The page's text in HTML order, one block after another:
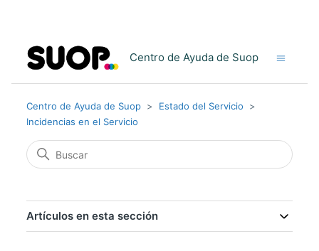
Centro de Ayuda de Suop
Centro de Ayuda de Suop
Estado del Servicio
Incidencias en el Servicio
Artículos en esta sección